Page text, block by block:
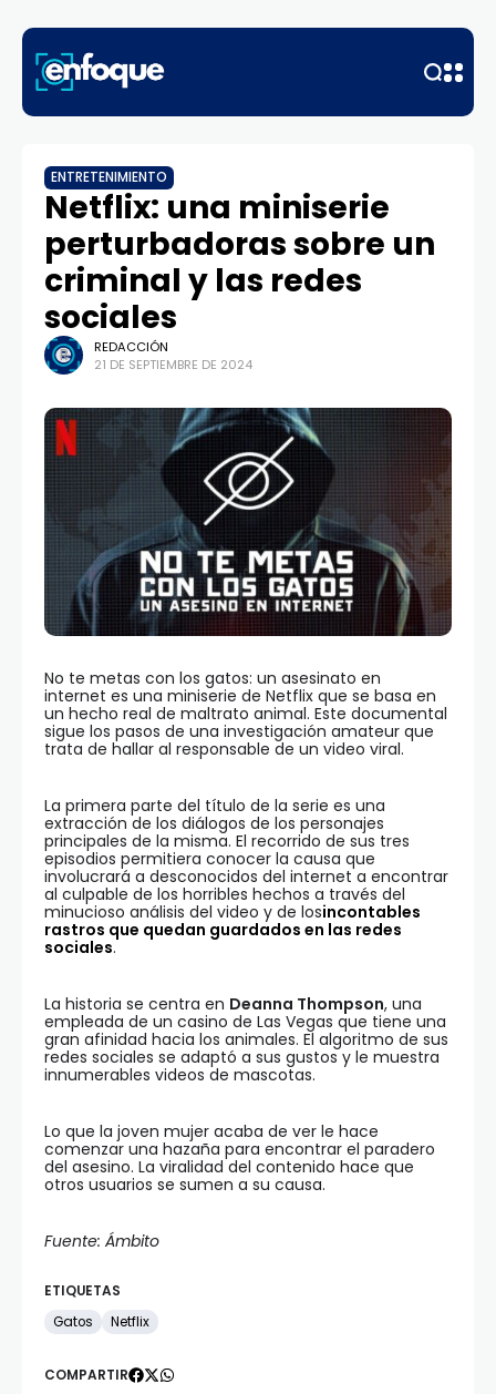
ENTRETENIMIENTO
Netflix: una miniserie
perturbadoras sobre un
criminal y las redes
sociales
REDACCIÓN
21 DE SEPTIEMBRE DE 2024
No te metas con los gatos: un asesinato en
internet es una miniserie de Netflix que se basa en
un hecho real de maltrato animal. Este documental
sigue los pasos de una investigación amateur que
trata de hallar al responsable de un video viral.
La primera parte del título de la serie es una
extracción de los diálogos de los personajes
principales de la misma. El recorrido de sus tres
episodios permitiera conocer la causa que
involucrará a desconocidos del internet a encontrar
al culpable de los horribles hechos a través del
minucioso análisis del video y de losincontables
rastros que quedan guardados en las redes
sociales.
La historia se centra en Deanna Thompson, una
empleada de un casino de Las Vegas que tiene una
gran afinidad hacia los animales. El algoritmo de sus
redes sociales se adaptó a sus gustos y le muestra
innumerables videos de mascotas.
Lo que la joven mujer acaba de ver le hace
comenzar una hazaña para encontrar el paradero
del asesino. La viralidad del contenido hace que
otros usuarios se sumen a su causa.
Fuente: Ámbito
ETIQUETAS
Gatos
Netflix
COMPARTIR